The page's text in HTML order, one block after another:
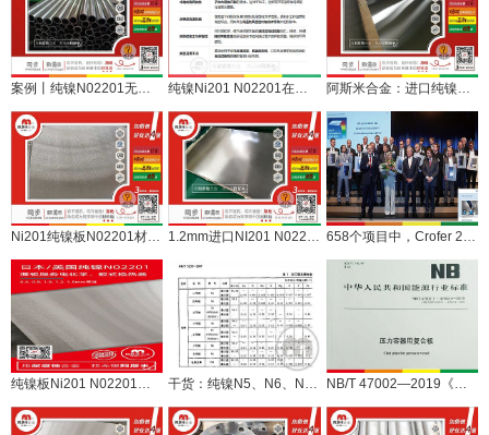
案例丨纯镍N02201无缝换热管定尺验收交付 纯镍Ni201 N02201在波纹管膨胀节上的应用和注意事项 阿斯米合金：进口纯镍N02201一毫米热销
纯镍板Ni201 N02201板材 干货：纯镍N5、N6、N7和Ni201成分区别在哪（图） NB/T 47002—2019《压力容器用复合板》较2009版有哪些变化